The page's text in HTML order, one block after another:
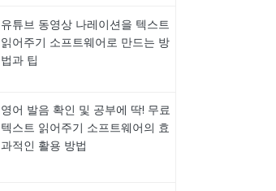
유튜브 동영상 나레이션을 텍스트
읽어주기 소프트웨어로 만드는 방
법과 팁
영어 발음 확인 및 공부에 딱! 무료
텍스트 읽어주기 소프트웨어의 효
과적인 활용 방법